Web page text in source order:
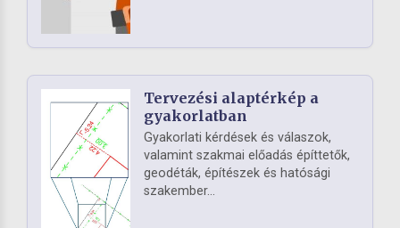
Tervezési alaptérkép a
gyakorlatban
Gyakorlati kérdések és válaszok,
valamint szakmai előadás építtetők,
geodéták, építészek és hatósági
szakember...